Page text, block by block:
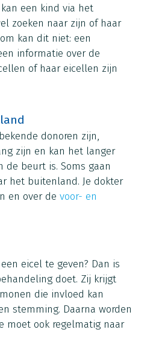
een kind via het
zoeken naar zijn of haar
kan dit niet: een
informatie over de
of haar eicellen zijn
donoren zijn,
zijn en kan het langer
de beurt is. Soms gaan
het buitenland. Je dokter
en over de voor- en
eicel te geven? Dan is
doet. Zij krijgt
die invloed kan
stemming. Daarna worden
moet ook regelmatig naar